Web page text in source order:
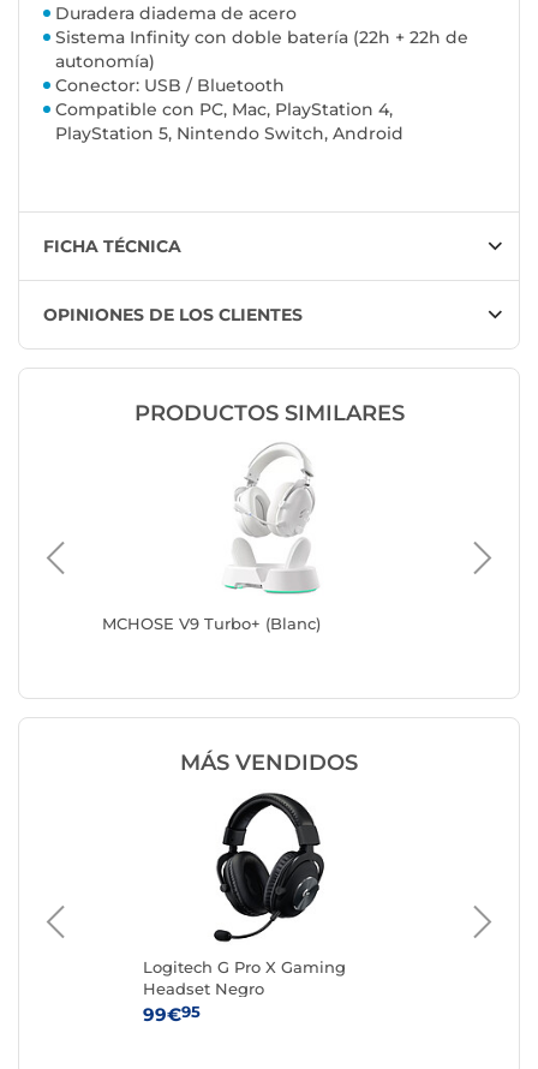
Duradera diadema de acero
Sistema Infinity con doble batería (22h + 22h de
autonomía)
Conector: USB / Bluetooth
Compatible con PC, Mac, PlayStation 4,
PlayStation 5, Nintendo Switch, Android
FICHA TÉCNICA
OPINIONES DE LOS CLIENTES
PRODUCTOS SIMILARES
MCHOSE V9 Turbo+ (Blanc)
MÁS VENDIDOS
Logitech G Pro X Gaming
Headset Negro
99€95